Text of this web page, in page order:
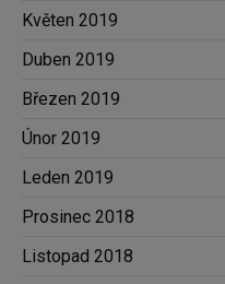
Květen 2019
Duben 2019
Březen 2019
Únor 2019
Leden 2019
Prosinec 2018
Listopad 2018